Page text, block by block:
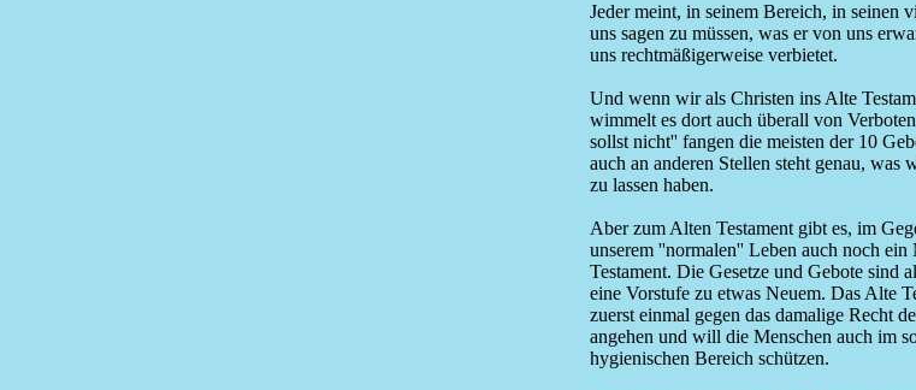
Jeder meint, in seinem Bereich, in seinen
uns sagen zu müssen, was er von uns
uns rechtmäßigerweise verbietet.
Und wenn wir als Christen ins Alte
wimmelt es dort auch überall von
sollst nicht'' fangen die meisten der 10
auch an anderen Stellen steht genau, was
zu lassen haben.
Aber zum Alten Testament gibt es, im
unserem ''normalen'' Leben auch noch ein
Testament. Die Gesetze und Gebote sind
eine Vorstufe zu etwas Neuem. Das Alte
zuerst einmal gegen das damalige Recht
angehen und will die Menschen auch im
hygienischen Bereich schützen.